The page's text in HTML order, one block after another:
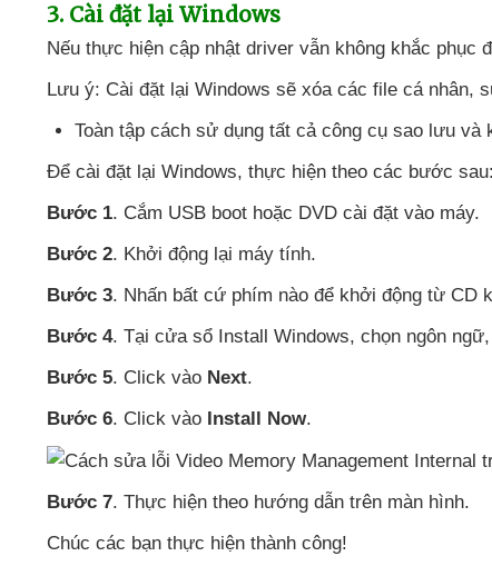
3. Cài đặt lại Windows
Nếu thực hiện cập nhật driver vẫn không khắc phục
Lưu ý: Cài đặt lại Windows sẽ xóa các file cá nhân,
Toàn tập cách sử dụng tất cả công cụ sao lưu và
Để cài đặt lại Windows, thực hiện theo các bước sau:
Bước 1. Cắm USB boot hoặc DVD cài đặt vào máy.
Bước 2. Khởi động lại máy tính.
Bước 3. Nhấn bất cứ phím nào để khởi động từ CD
Bước 4. Tại cửa sổ Install Windows, chọn ngôn ngữ
Bước 5. Click vào Next.
Bước 6. Click vào Install Now.
Bước 7. Thực hiện theo hướng dẫn trên màn hình.
Chúc các bạn thực hiện thành công!